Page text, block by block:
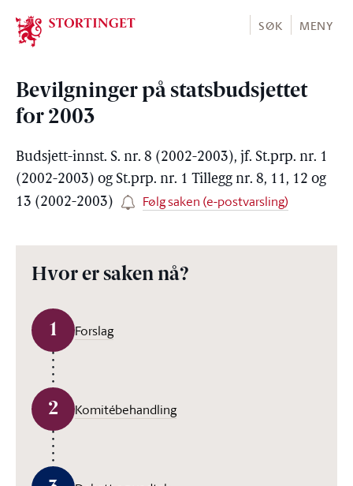
Stortinget.no
SØK MENY
Bevilgninger på statsbudsjettet
for 2003
Budsjett-innst. S. nr. 8 (2002-2003), jf. St.prp. nr. 1
(2002-2003) og St.prp. nr. 1 Tillegg nr. 8, 11, 12 og
13 (2002-2003)
Følg saken (e-postvarsling)
Hvor er saken nå?
1 Forslag
2 Komitébehandling